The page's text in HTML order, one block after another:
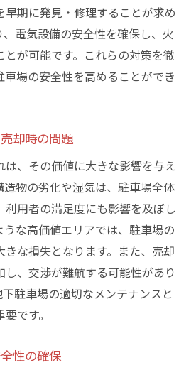
期に発見・修理することが求め
電気設備の安全性を確保し、火
が可能です。これらの対策を徹
場の安全性を高めることができ
却時の問題
、その価値に大きな影響を与え
造物の劣化や湿気は、駐車場全体
利用者の満足度にも影響を及ぼし
うな高価値エリアでは、駐車場の
な損失となります。また、売却
、交渉が難航する可能性があり
駐車場の適切なメンテナンスと
です。
性の確保